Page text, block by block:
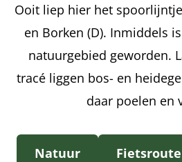
Ooit liep hier het
en Borken (D). Inmiddels
natuurgebied geworden.
tracé liggen bos- en
daar poelen en
Natuur Fietsroute